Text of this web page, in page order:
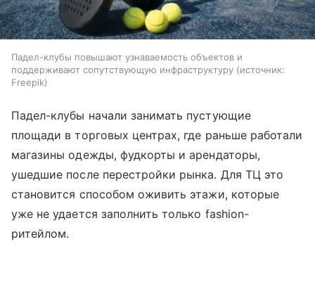
Падел-клубы повышают узнаваемость объектов и
поддерживают сопутствующую инфраструктуру
источник:
Freepik
Падел-клубы начали занимать пустующие
площади в торговых центрах, где раньше работали
магазины одежды, фудкорты и арендаторы,
ушедшие после перестройки рынка. Для ТЦ это
становится способом оживить этажи, которые
уже не удается заполнить только fashion-
ритейлом.